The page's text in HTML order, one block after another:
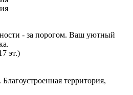
- за порогом. Ваш уютный
эт.)
территория,